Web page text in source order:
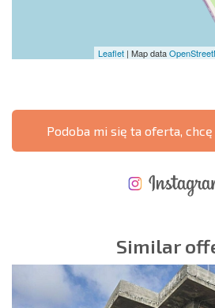
Leaflet | Map data
Podoba mi się ta oferta,
Similar